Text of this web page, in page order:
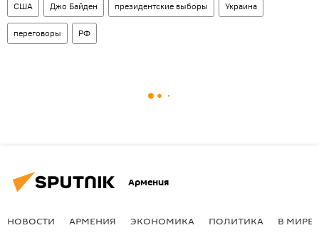
США Джо Байден президентские выборы Украина
переговоры РФ
Армения
НОВОСТИ АРМЕНИЯ ЭКОНОМИКА ПОЛИТИКА В МИРЕ